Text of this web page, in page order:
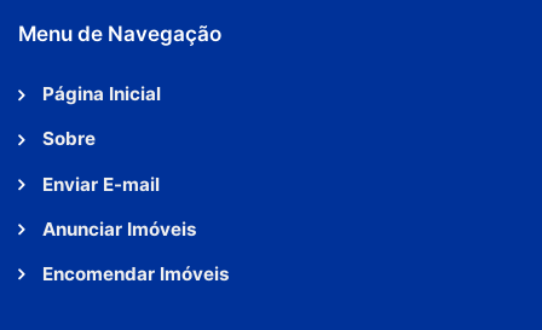
Menu de Navegação
Página Inicial
Sobre
Enviar E-mail
Anunciar Imóveis
Encomendar Imóveis